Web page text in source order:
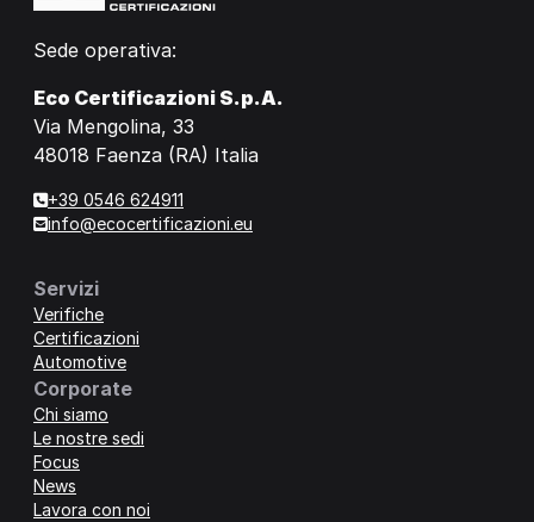
Sede operativa:
Eco Certificazioni S.p.A.
Via Mengolina, 33
48018 Faenza (RA) Italia
+39 0546 624911
info@ecocertificazioni.eu
Servizi
Verifiche
Certificazioni
Automotive
Corporate
Chi siamo
Le nostre sedi
Focus
News
Lavora con noi